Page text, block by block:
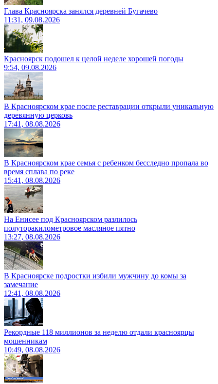
Глава Красноярска занялся деревней Бугачево
11:31, 09.08.2026
Красноярск подошел к целой неделе хорошей погоды
9:54, 09.08.2026
В Красноярском крае после реставрации открыли уникальную
деревянную церковь
17:41, 08.08.2026
В Красноярском крае семья с ребенком бесследно пропала во
время сплава по реке
15:41, 08.08.2026
На Енисее под Красноярском разлилось
полуторакилометровое масляное пятно
13:27, 08.08.2026
В Красноярске подростки избили мужчину до комы за
замечание
12:41, 08.08.2026
Рекордные 118 миллионов за неделю отдали красноярцы
мошенникам
10:49, 08.08.2026